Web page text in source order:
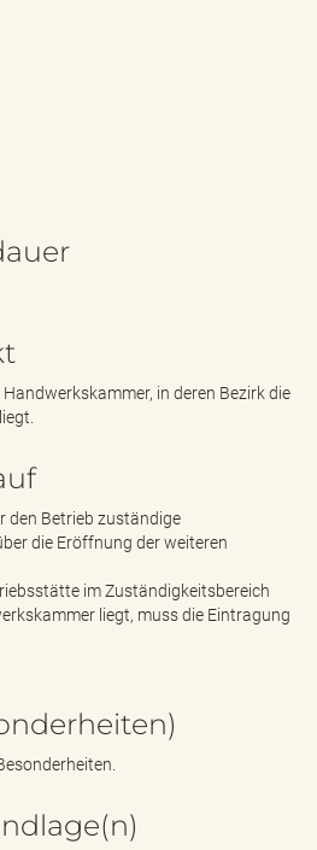
in deren Bezirk die
den Betrieb zuständige
die Eröffnung der weiteren
im Zuständigkeitsbereich
liegt, muss die Eintragung